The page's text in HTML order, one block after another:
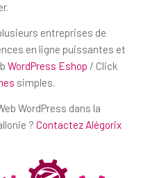
entreprises de
en ligne puissantes et
WordPress Eshop / Click
simples.
WordPress dans la
? Contactez Alégorix